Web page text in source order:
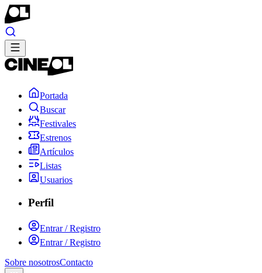
Portada
Buscar
Festivales
Estrenos
Artículos
Listas
Usuarios
Perfil
Entrar / Registro
Entrar / Registro
Sobre nosotrosContacto